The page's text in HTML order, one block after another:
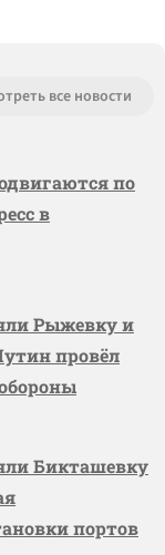
все новости
по
в
Рыжевку и
провёл
Бикташевку
портов